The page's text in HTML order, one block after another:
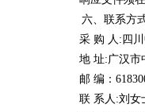
六、联系方
采 购 人 :四
地 址:广汉市
邮 编：
联 系人 :刘女